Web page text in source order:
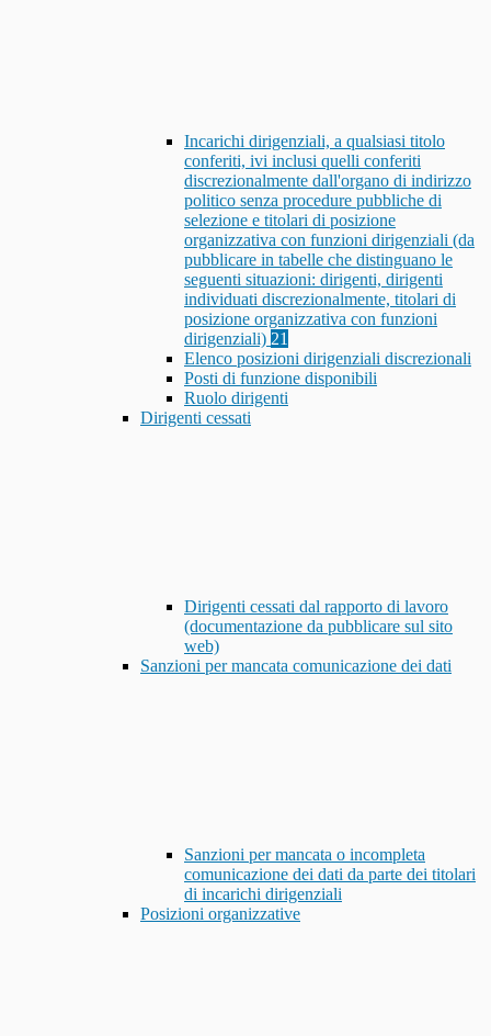
Incarichi dirigenziali, a qualsiasi titolo
conferiti, ivi inclusi quelli conferiti
discrezionalmente dall'organo di indirizzo
politico senza procedure pubbliche di
selezione e titolari di posizione
organizzativa con funzioni dirigenziali (da
pubblicare in tabelle che distinguano le
seguenti situazioni: dirigenti, dirigenti
individuati discrezionalmente, titolari di
posizione organizzativa con funzioni
dirigenziali) 21
Elenco posizioni dirigenziali discrezionali
Posti di funzione disponibili
Ruolo dirigenti
Dirigenti cessati
Dirigenti cessati dal rapporto di lavoro
(documentazione da pubblicare sul sito
web)
Sanzioni per mancata comunicazione dei dati
Sanzioni per mancata o incompleta
comunicazione dei dati da parte dei titolari
di incarichi dirigenziali
Posizioni organizzative